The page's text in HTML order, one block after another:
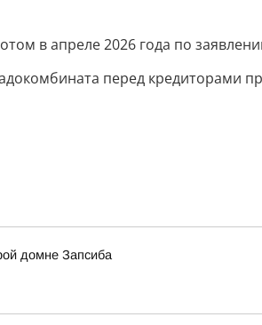
в апреле 2026 года по
перед кредиторами
домне Запсиба